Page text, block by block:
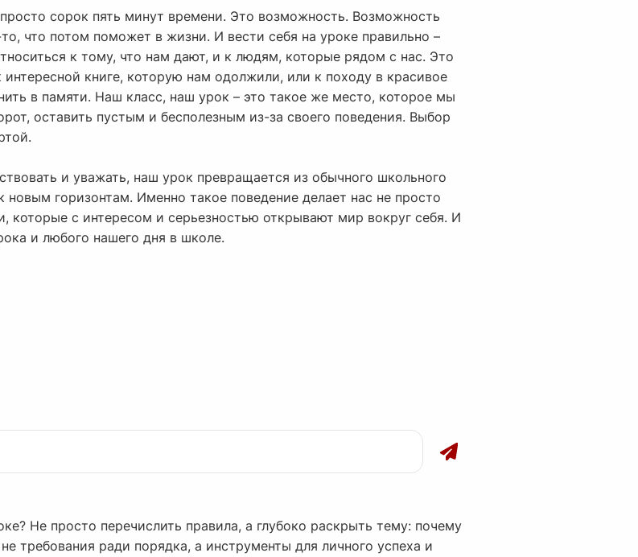
сорок пять минут времени. Это возможность. Возможность
что потом поможет в жизни. И вести себя на уроке правильно –
к тому, что нам дают, и к людям, которые рядом с нас. Это
книге, которую нам одолжили, или к походу в красивое
в памяти. Наш класс, наш урок – это такое же место, которое мы
оставить пустым и бесполезным из-за своего поведения. Выбор
и уважать, наш урок превращается из обычного школьного
горизонтам. Именно такое поведение делает нас не просто
которые с интересом и серьезностью открывают мир вокруг себя. И
и любого нашего дня в школе.
Не просто перечислить правила, а глубоко раскрыть тему: почему
требования ради порядка, а инструменты для личного успеха и